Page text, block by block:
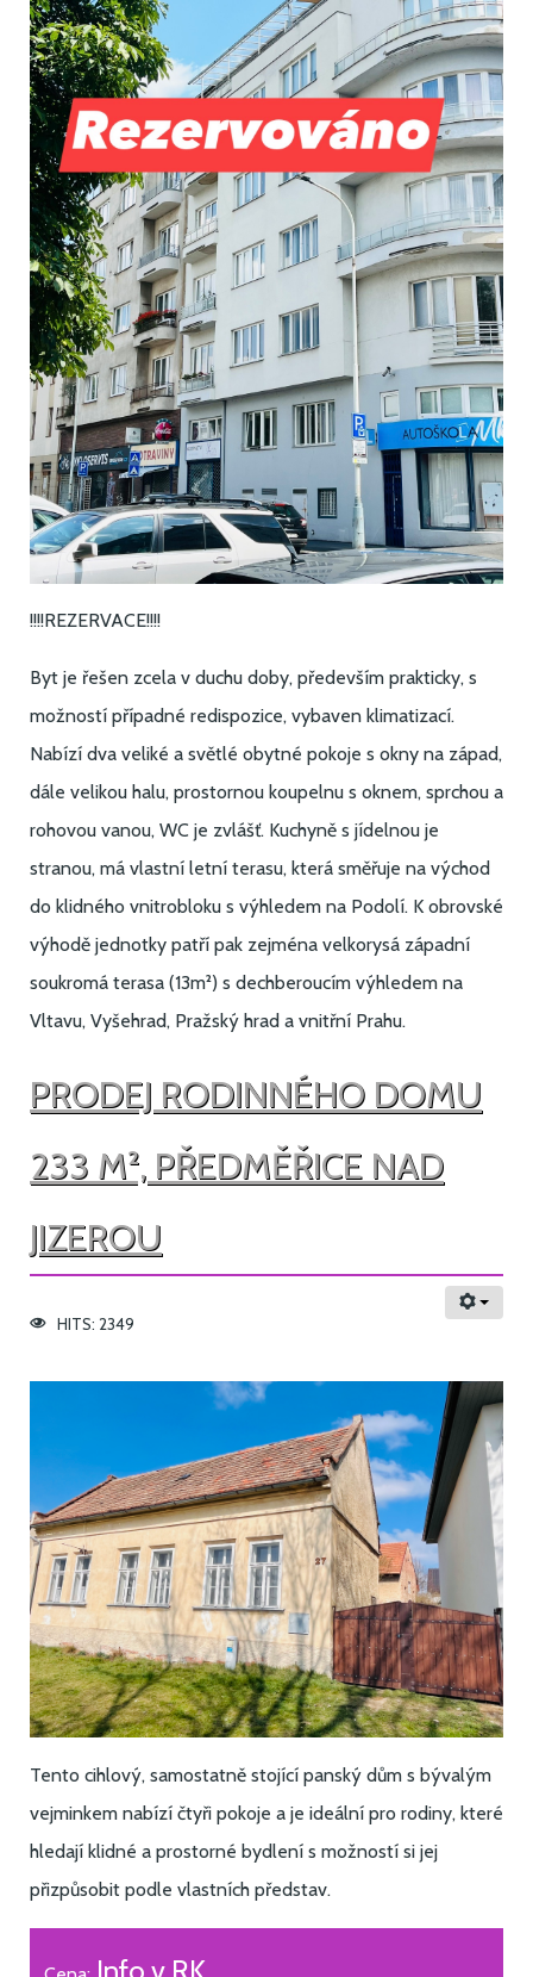
!!!!REZERVACE!!!!
Byt je řešen zcela v duchu doby, především prakticky, s
možností případné redispozice, vybaven klimatizací.
Nabízí dva veliké a světlé obytné pokoje s okny na západ,
dále velikou halu, prostornou koupelnu s oknem, sprchou a
rohovou vanou, WC je zvlášť. Kuchyně s jídelnou je
stranou, má vlastní letní terasu, která směřuje na východ
do klidného vnitrobloku s výhledem na Podolí. K obrovské
výhodě jednotky patří pak zejména velkorysá západní
soukromá terasa (13m²) s dechberoucím výhledem na
Vltavu, Vyšehrad, Pražský hrad a vnitřní Prahu.
PRODEJ RODINNÉHO DOMU
233 M², PŘEDMĚŘICE NAD
JIZEROU
HITS: 2349
Tento cihlový, samostatně stojící panský dům s bývalým
vejminkem nabízí čtyři pokoje a je ideální pro rodiny, které
hledají klidné a prostorné bydlení s možností si jej
přizpůsobit podle vlastních představ.